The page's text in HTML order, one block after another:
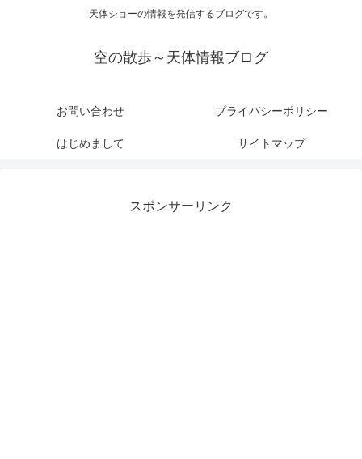
天体ショーの情報を発信するブログです。
空の散歩～天体情報ブログ
お問い合わせ プライバシーポリシー
はじめまして サイトマップ
スポンサーリンク